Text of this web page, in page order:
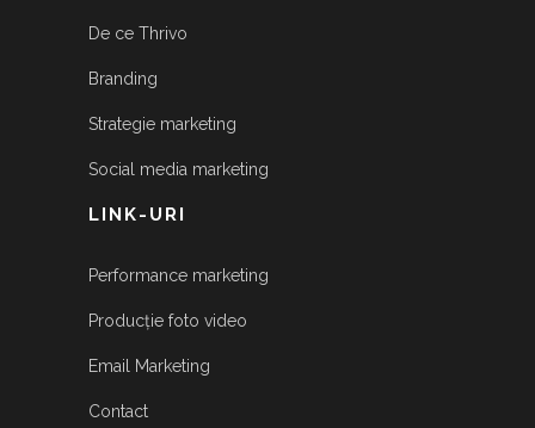
De ce Thrivo
Branding
Strategie marketing
Social media marketing
LINK-URI
Performance marketing
Producție foto video
Email Marketing
Contact